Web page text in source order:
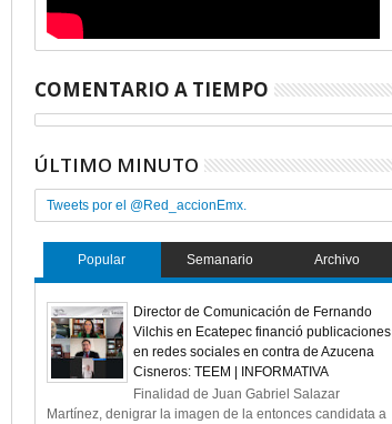
COMENTARIO A TIEMPO
ÚLTIMO MINUTO
Tweets por el @Red_accionEmx.
Popular Semanario Archivo
Director de Comunicación de Fernando
Vilchis en Ecatepec financió publicaciones
en redes sociales en contra de Azucena
Cisneros: TEEM | INFORMATIVA
Finalidad de Juan Gabriel Salazar
Martínez, denigrar la imagen de la entonces candidata a